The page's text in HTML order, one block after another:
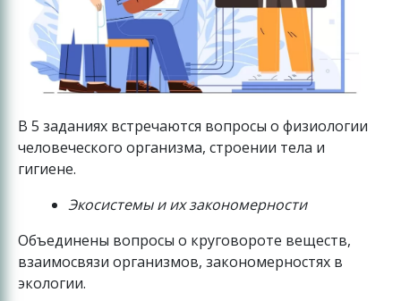
В 5 заданиях встречаются вопросы о физиологии
человеческого организма, строении тела и
гигиене.
Экосистемы и их закономерности
Объединены вопросы о круговороте веществ,
взаимосвязи организмов, закономерностях в
экологии.